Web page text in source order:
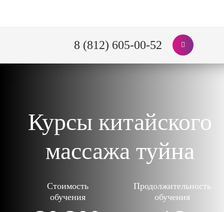
8 (812) 605-00-52
Курсы китайского
массажа туйна
Стоимость
обучения
Продолжительность
обучения